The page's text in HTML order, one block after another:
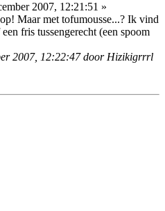
2007, 12:21:51 »
Maar met tofumousse...? Ik vind
fris tussengerecht (een spoom
2007, 12:22:47 door Hizikigrrrl